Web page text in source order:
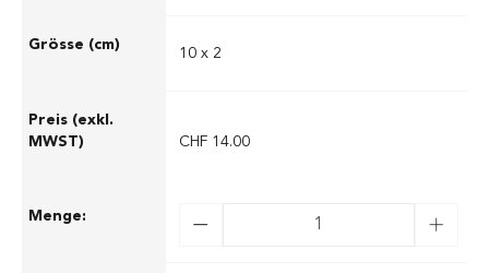
10 x 2
CHF 14.00